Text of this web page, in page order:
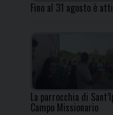
Fino al 31 agosto è
La parrocchia di
Campo Missionario